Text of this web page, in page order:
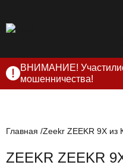
ВНИМАНИЕ!
мошенничества!
нами по официальным
Главная Zeekr ZEEKR 9X из
ZEEKR ZEEKR